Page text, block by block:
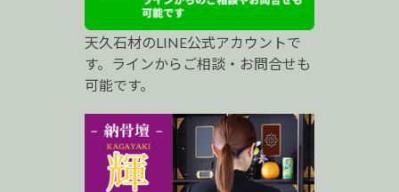
ロ
天久石材のLINE公式アカウントで
す。ラインからご相談・お問合せも
可能です。